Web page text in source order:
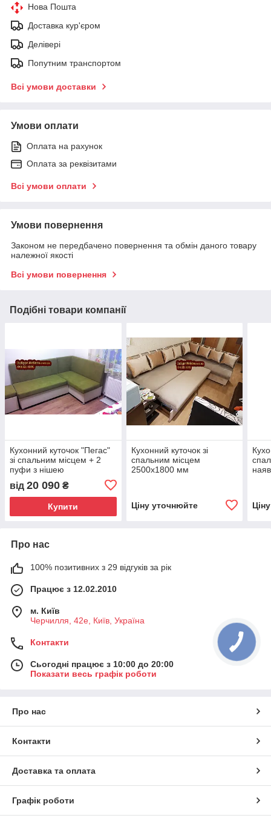
Нова Пошта
Доставка кур'єром
Делівері
Попутним транспортом
Всі умови доставки
Умови оплати
Оплата на рахунок
Оплата за реквізитами
Всі умови оплати
Умови повернення
Законом не передбачено повернення та обмін даного товару
належної якості
Всі умови повернення
Подібні товари компанії
Кухонний куточок "Пегас"
зі спальним місцем + 2
пуфи з нішею
від 20 090 ₴
Купити
Кухонний куточок зі
спальним місцем
2500х1800 мм
Ціну уточнюйте
Про нас
100% позитивних з 29 відгуків за рік
Працює з 12.02.2010
м. Київ
Черчилля, 42е, Київ, Україна
Контакти
Сьогодні працює з 10:00 до 20:00
Показати весь графік роботи
Про нас
Контакти
Доставка та оплата
Графік роботи